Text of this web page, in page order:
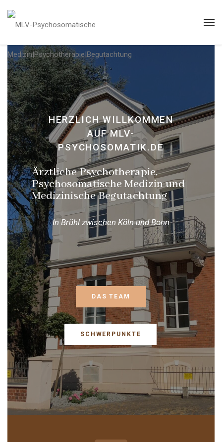
HERZLICH WILLKOMMEN
AUF MLV-
PSYCHOSOMATIK.DE
Ärztliche Psychotherapie,
Psychosomatische Medizin und
Medizinische Begutachtung
In Brühl zwischen Köln und Bonn
DAS TEAM
SCHWERPUNKTE